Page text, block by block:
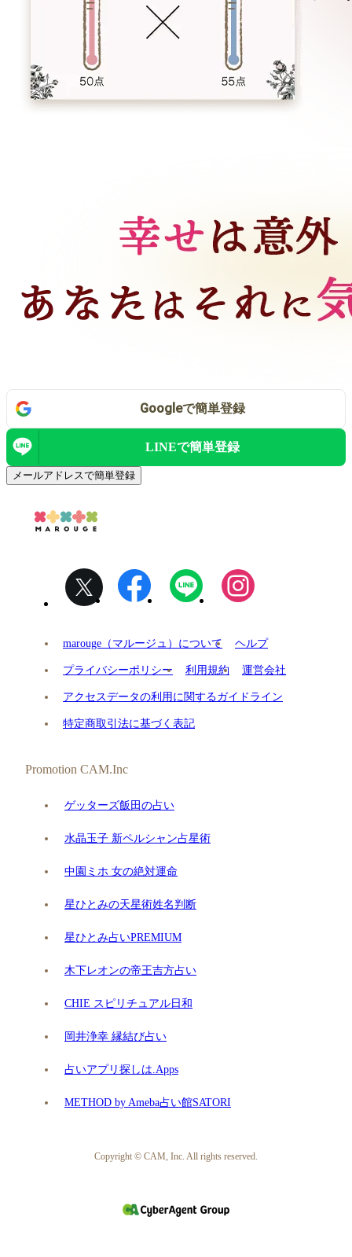
Googleで簡単登録
LINEで簡単登録
メールアドレスで簡単登録
marouge（マルージュ）について ヘルプ
プライバシーポリシー 利用規約 運営会社
アクセスデータの利用に関するガイドライン
特定商取引法に基づく表記
Promotion CAM.Inc
ゲッターズ飯田の占い
水晶玉子 新ペルシャン占星術
中園ミホ 女の絶対運命
星ひとみの天星術姓名判断
星ひとみ占いPREMIUM
木下レオンの帝王吉方占い
CHIE スピリチュアル日和
岡井浄幸 縁結び占い
占いアプリ探しは.Apps
METHOD by Ameba占い館SATORI
Copyright © CAM, Inc. All rights reserved.